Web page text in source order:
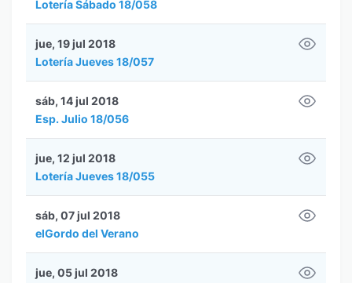
Lotería Sábado 18/058
Lotería Jueves 18/057
jue, 19 jul 2018
Esp. Julio 18/056
sáb, 14 jul 2018
Lotería Jueves 18/055
jue, 12 jul 2018
elGordo del Verano
sáb, 07 jul 2018
jue, 05 jul 2018